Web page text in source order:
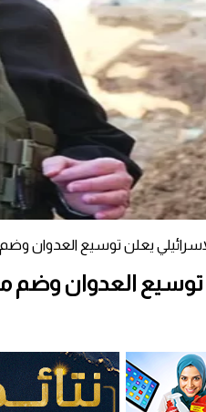
يعلن توسيع العدوان
توسيع العدوان